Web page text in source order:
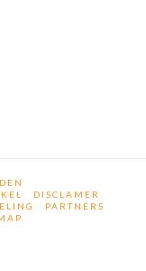
DISCLAMER
PARTNERS